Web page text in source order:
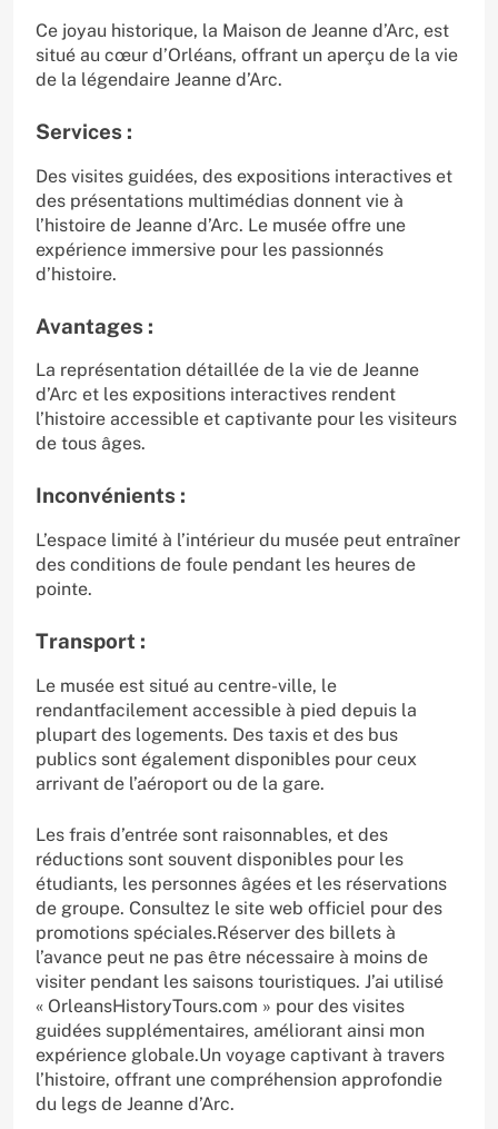
Ce joyau historique, la Maison de Jeanne d’Arc, est
situé au cœur d’Orléans, offrant un aperçu de la vie
de la légendaire Jeanne d’Arc.
Services :
Des visites guidées, des expositions interactives et
des présentations multimédias donnent vie à
l’histoire de Jeanne d’Arc. Le musée offre une
expérience immersive pour les passionnés
d’histoire.
Avantages :
La représentation détaillée de la vie de Jeanne
d’Arc et les expositions interactives rendent
l’histoire accessible et captivante pour les visiteurs
de tous âges.
Inconvénients :
L’espace limité à l’intérieur du musée peut entraîner
des conditions de foule pendant les heures de
pointe.
Transport :
Le musée est situé au centre-ville, le
rendantfacilement accessible à pied depuis la
plupart des logements. Des taxis et des bus
publics sont également disponibles pour ceux
arrivant de l’aéroport ou de la gare.
Les frais d’entrée sont raisonnables, et des
réductions sont souvent disponibles pour les
étudiants, les personnes âgées et les réservations
de groupe. Consultez le site web officiel pour des
promotions spéciales.Réserver des billets à
l’avance peut ne pas être nécessaire à moins de
visiter pendant les saisons touristiques. J’ai utilisé
« OrleansHistoryTours.com » pour des visites
guidées supplémentaires, améliorant ainsi mon
expérience globale.Un voyage captivant à travers
l’histoire, offrant une compréhension approfondie
du legs de Jeanne d’Arc.